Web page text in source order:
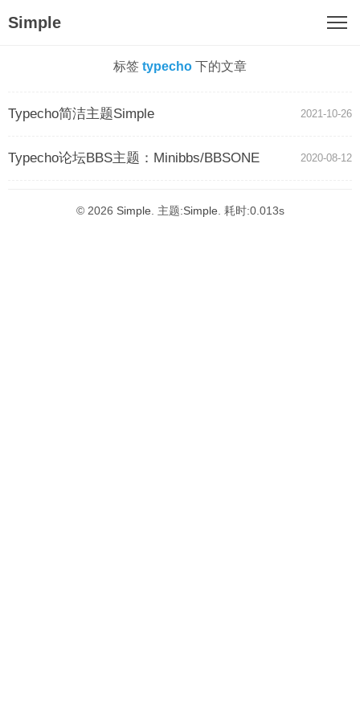
Simple
标签 typecho 下的文章
Typecho简洁主题Simple 2021-10-26
Typecho论坛BBS主题：Minibbs/BBSONE 2020-08-12
© 2026 Simple . 主题:Simple . 耗时:0.013s